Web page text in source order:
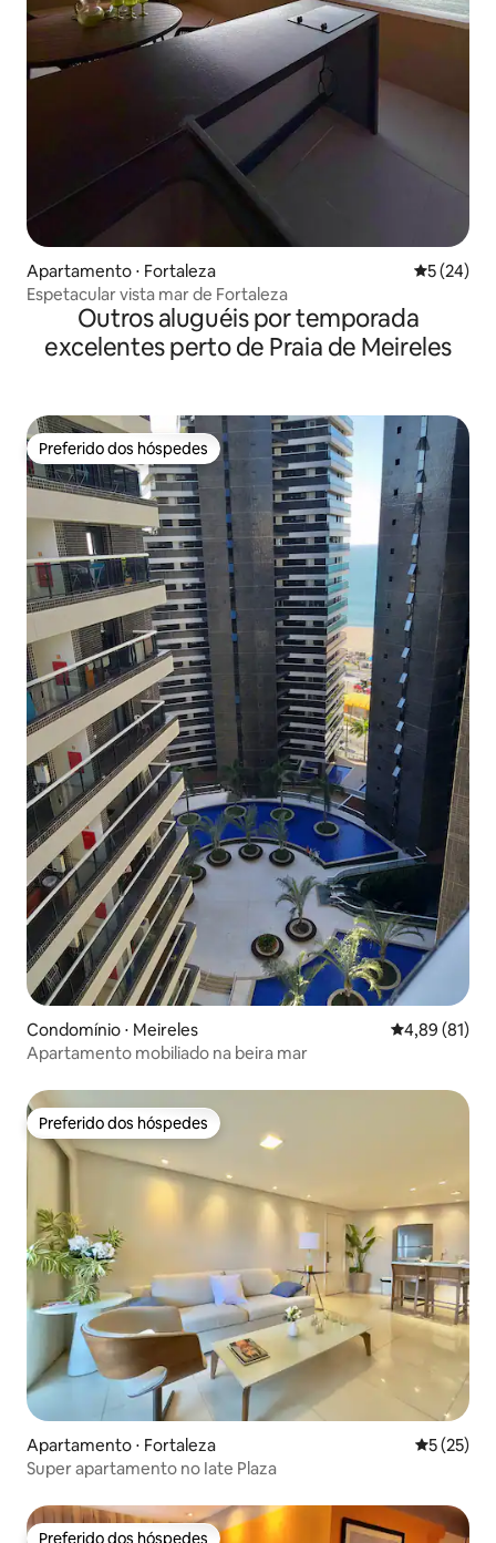
Apartamento ⋅ Fortaleza 5 de uma
5 (24)
Espetacular vista mar de Fortaleza
Outros aluguéis por temporada
excelentes perto de Praia de Meireles
Preferido dos hóspedes
Preferido dos hóspedes
Condomínio ⋅ Meireles 4,89 de uma
4,89 (81)
Apartamento mobiliado na beira mar
Preferido dos hóspedes
Preferido dos hóspedes
Apartamento ⋅ Fortaleza 5 de uma
5 (25)
Super apartamento no Iate Plaza
Preferido dos hóspedes